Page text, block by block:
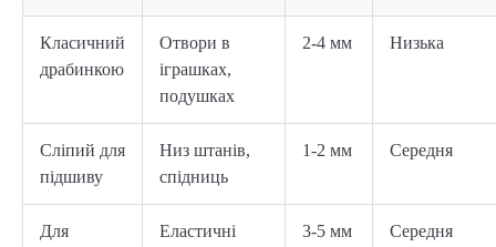
Класичний
драбинкою
Отвори в
іграшках,
подушках
2-4 мм Низька
Сліпий для
підшиву
Низ штанів,
спідниць
1-2 мм Середня
Для
Еластичні
3-5 мм Середня